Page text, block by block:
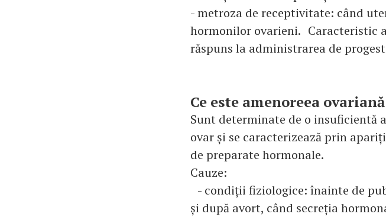
- metroza de receptivitate: când
hormonilor ovarieni. Caracteristic
răspuns la administrarea de
Ce este amenoreea ovariană
Sunt determinate de o insuficientă
ovar și se caracterizează prin
de preparate hormonale.
Cauze:
- condiții fiziologice: înainte de
și după avort, când secreția